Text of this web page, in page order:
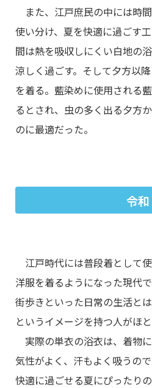
また、江戸庶民の中には時
使い分け、夏を快適に過ごす
間は熱を吸収しにくい白地の
涼しく過ごす。そして夕方以
を着る。藍染めに使用される
るとされ、虫の多く出る夕方
のに最適だった。
令和
江戸時代には普段着として使
洋服を着るようになった現代
街歩きといった日常の生活と
というイメージを持つ人がほと
実際の単衣の浴衣は、着物
気性がよく、汗もよく吸うの
快適に過ごせる夏にぴったり